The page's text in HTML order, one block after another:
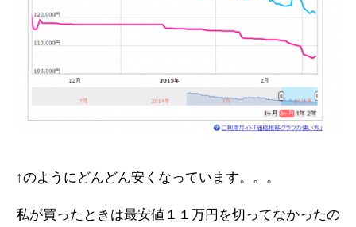
↑のようにどんどん安くなっています。。。
私が買ったときは最安値１１万円を切ってなかったの